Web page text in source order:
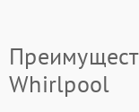
Whirlpool